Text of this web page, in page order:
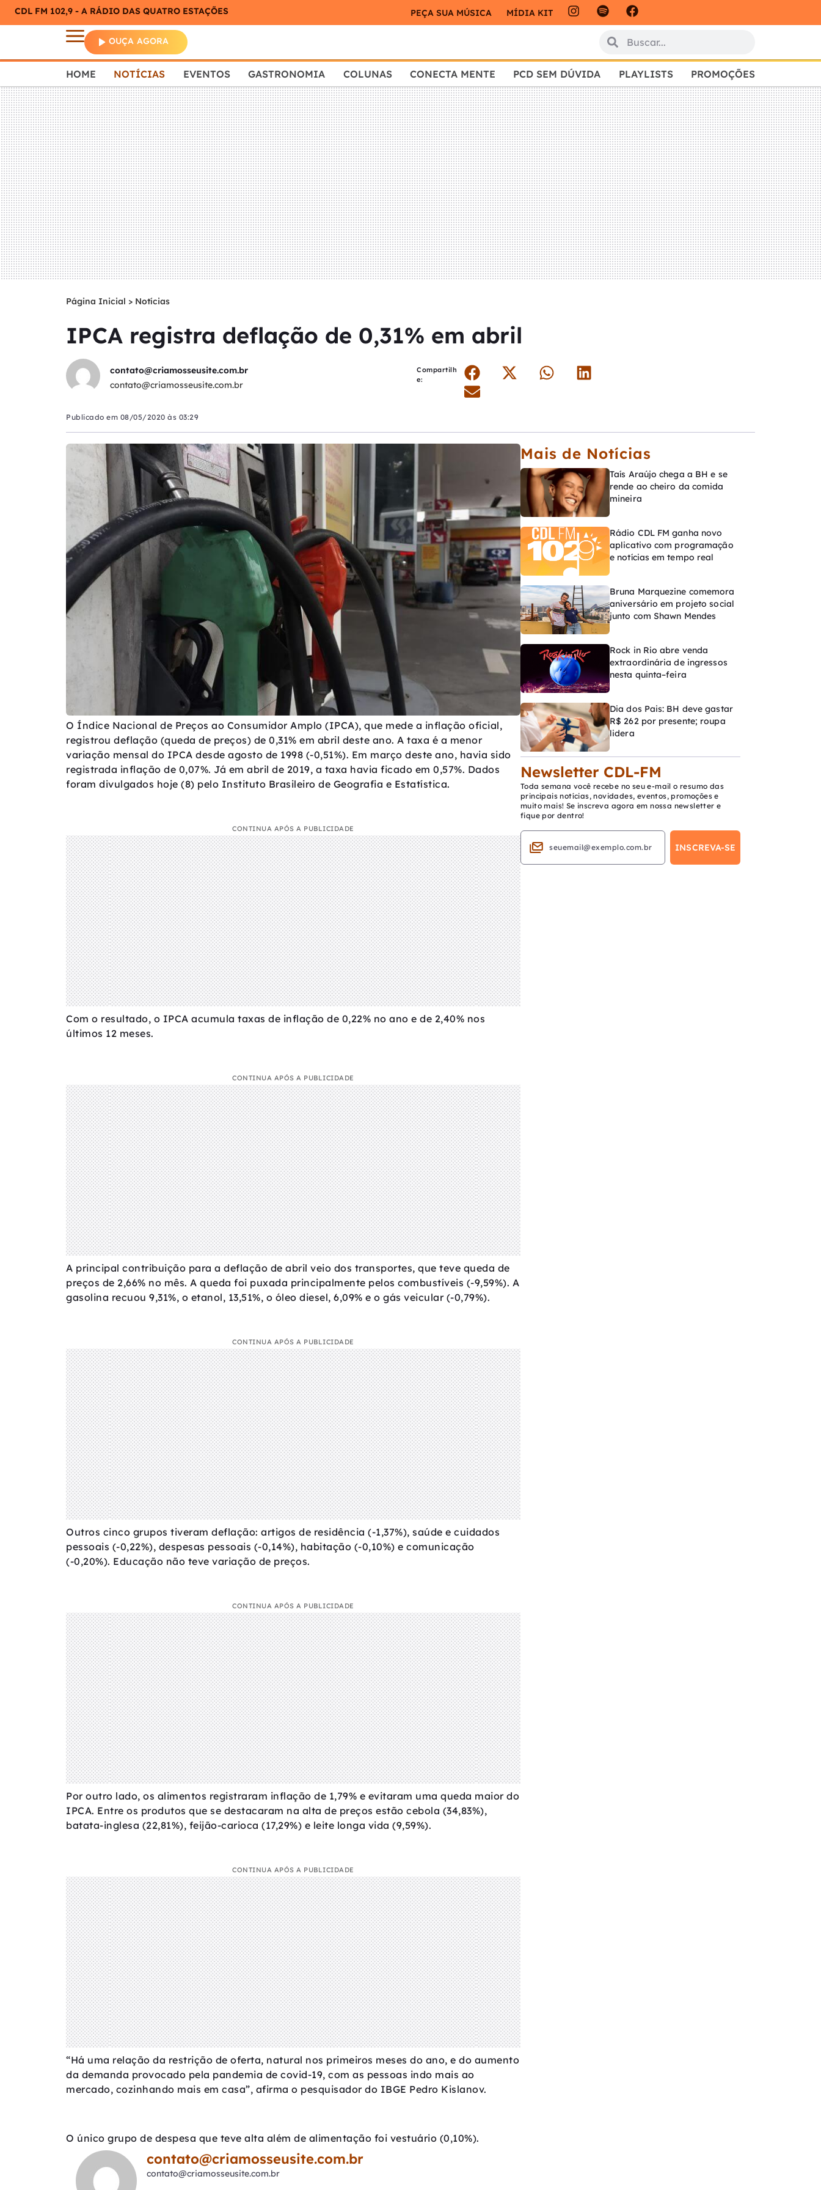
CDL FM 102,9 - A RÁDIO DAS QUATRO ESTAÇÕES PEÇA SUA MÚSICA MÍDIA KIT
OUÇA AGORA
HOME NOTÍCIAS EVENTOS GASTRONOMIA COLUNAS CONECTA MENTE PCD SEM DÚVIDA PLAYLISTS PROMOÇÕES
Página Inicial > Notícias
IPCA registra deflação de 0,31% em abril
contato@criamosseusite.com.br
contato@criamosseusite.com.br
Compartilh
e:
Publicado em 08/05/2020 às 03:29
O Índice Nacional de Preços ao Consumidor Amplo (IPCA), que mede a inflação oficial,
registrou deflação (queda de preços) de 0,31% em abril deste ano. A taxa é a menor
variação mensal do IPCA desde agosto de 1998 (-0,51%). Em março deste ano, havia sido
registrada inflação de 0,07%. Já em abril de 2019, a taxa havia ficado em 0,57%. Dados
foram divulgados hoje (8) pelo Instituto Brasileiro de Geografia e Estatística.
CONTINUA APÓS A PUBLICIDADE
Com o resultado, o IPCA acumula taxas de inflação de 0,22% no ano e de 2,40% nos
últimos 12 meses.
CONTINUA APÓS A PUBLICIDADE
A principal contribuição para a deflação de abril veio dos transportes, que teve queda de
preços de 2,66% no mês. A queda foi puxada principalmente pelos combustíveis (-9,59%). A
gasolina recuou 9,31%, o etanol, 13,51%, o óleo diesel, 6,09% e o gás veicular (-0,79%).
CONTINUA APÓS A PUBLICIDADE
Outros cinco grupos tiveram deflação: artigos de residência (-1,37%), saúde e cuidados
pessoais (-0,22%), despesas pessoais (-0,14%), habitação (-0,10%) e comunicação
(-0,20%). Educação não teve variação de preços.
CONTINUA APÓS A PUBLICIDADE
Por outro lado, os alimentos registraram inflação de 1,79% e evitaram uma queda maior do
IPCA. Entre os produtos que se destacaram na alta de preços estão cebola (34,83%),
batata-inglesa (22,81%), feijão-carioca (17,29%) e leite longa vida (9,59%).
CONTINUA APÓS A PUBLICIDADE
“Há uma relação da restrição de oferta, natural nos primeiros meses do ano, e do aumento
da demanda provocado pela pandemia de covid-19, com as pessoas indo mais ao
mercado, cozinhando mais em casa”, afirma o pesquisador do IBGE Pedro Kislanov.
O único grupo de despesa que teve alta além de alimentação foi vestuário (0,10%).
contato@criamosseusite.com.br
contato@criamosseusite.com.br
Mais de Notícias
Taís Araújo chega a BH e se
rende ao cheiro da comida
mineira
Rádio CDL FM ganha novo
aplicativo com programação
e notícias em tempo real
Bruna Marquezine comemora
aniversário em projeto social
junto com Shawn Mendes
Rock in Rio abre venda
extraordinária de ingressos
nesta quinta–feira
Dia dos Pais: BH deve gastar
R$ 262 por presente; roupa
lidera
Newsletter CDL-FM
Toda semana você recebe no seu e-mail o resumo das
principais notícias, novidades, eventos, promoções e
muito mais! Se inscreva agora em nossa newsletter e
fique por dentro!